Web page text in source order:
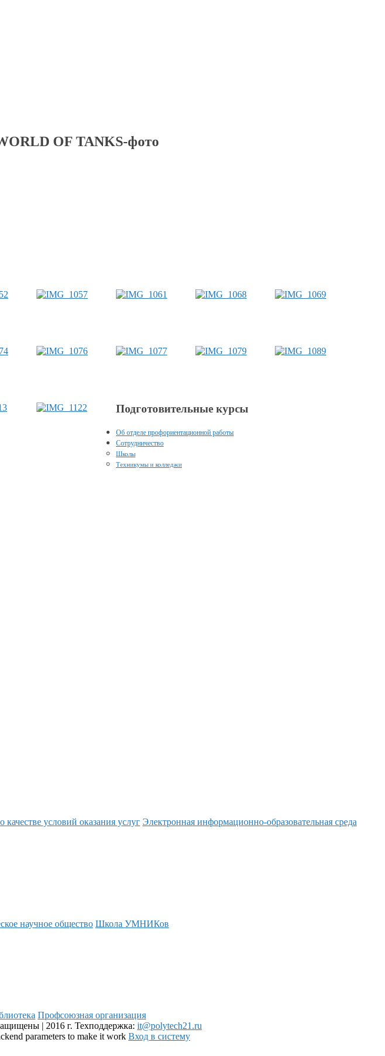
OF TANKS-фото
Подготовительные курсы
Об отделе профориентационной работы
Сотрудничество
Школы
Техникумы и колледжи
условий оказания услуг Электронная информационно-образовательная среда
научное общество Школа УМНИКов
Профсоюзная организация
| 2016 г. Техподдержка: it@polytech21.ru
parameters to make it work Вход в систему